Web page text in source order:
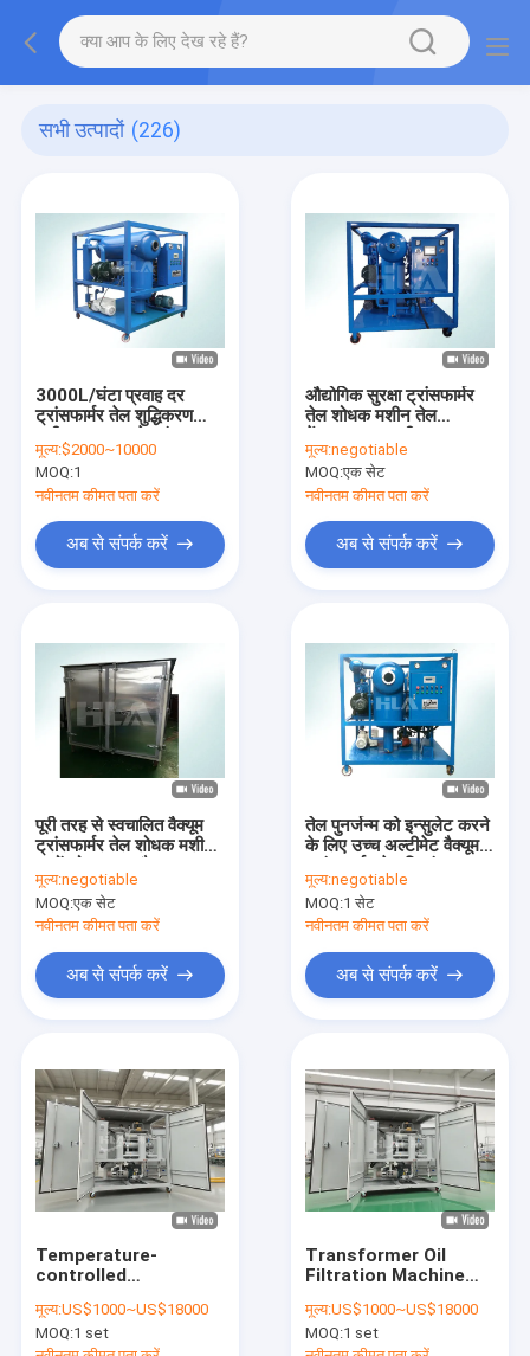
सभी उत्पादों (226)
3000L/घंटा प्रवाह दर
ट्रांसफार्मर तेल शुद्धिकरण
उपयोग
मूल्य:$2000~10000
MOQ:1
नवीनतम कीमत पता करें
अब से संपर्क करें
औद्योगिक सुरक्षा ट्रांसफार्मर
तेल शोधक मशीन तेल
मूल्य:negotiable
MOQ:एक सेट
नवीनतम कीमत पता करें
अब से संपर्क करें
पूरी तरह से स्वचालित वैक्यूम
ट्रांसफार्मर तेल शोधक मशीन
मूल्य:negotiable
MOQ:एक सेट
नवीनतम कीमत पता करें
अब से संपर्क करें
तेल पुनर्जन्म को इन्सुलेट करने
के लिए उच्च अल्टीमेट वैक्यूम
प्रणाली
मूल्य:negotiable
MOQ:1 सेट
नवीनतम कीमत पता करें
अब से संपर्क करें
Temperature-
controlled
regeneration for
Impurity Size≤1μm
मूल्य:US$1000~US$18000
MOQ:1 set
Transformer Oil
Filtration Machine
18000L/h Ultimate
Vacuum 3-5Pa
मूल्य:US$1000~US$18000
MOQ:1 set